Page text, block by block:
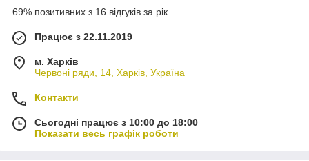
69% позитивних з 16 відгуків за рік
Працює з 22.11.2019
м. Харків
Червоні ряди, 14, Харків, Україна
Контакти
Сьогодні працює з 10:00 до 18:00
Показати весь графік роботи